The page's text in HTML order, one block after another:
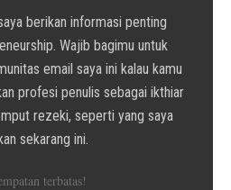
berikan informasi penting
Wajib bagimu untuk
email saya ini kalau kamu
profesi penulis sebagai ikthiar
rezeki, seperti yang saya
sekarang ini.
terbatas!